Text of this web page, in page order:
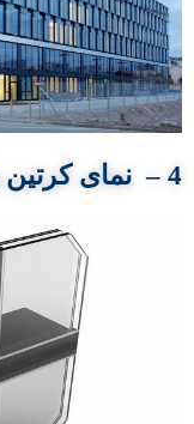
4 – نمای کرتین